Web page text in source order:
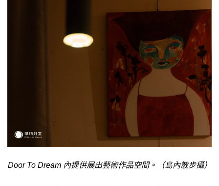
Door To Dream 內提供展出藝術作品空間。（島內散步攝）